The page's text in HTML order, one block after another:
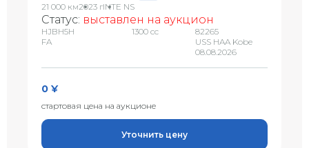
21 000 км2023 гINTE NS
Статус: выставлен на аукцион
HJBH5H
FA
1300 сс
82265
USS HAA Kobe
08.08.2026
0 ¥
стартовая цена на аукционе
Уточнить цену